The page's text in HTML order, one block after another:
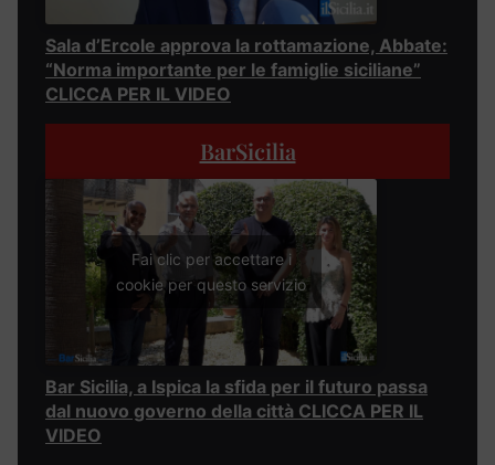
Sala d’Ercole approva la rottamazione, Abbate:
“Norma importante per le famiglie siciliane”
CLICCA PER IL VIDEO
BarSicilia
Fai clic per accettare i
cookie per questo servizio
Bar Sicilia, a Ispica la sfida per il futuro passa
dal nuovo governo della città CLICCA PER IL
VIDEO